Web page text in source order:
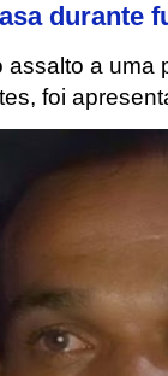
durante
a uma
foi